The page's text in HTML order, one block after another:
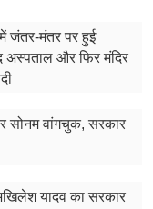
जंतर-मंतर पर हुई
अस्पताल और फिर मंदिर
सोनम वांगचुक, सरकार
यादव का सरकार